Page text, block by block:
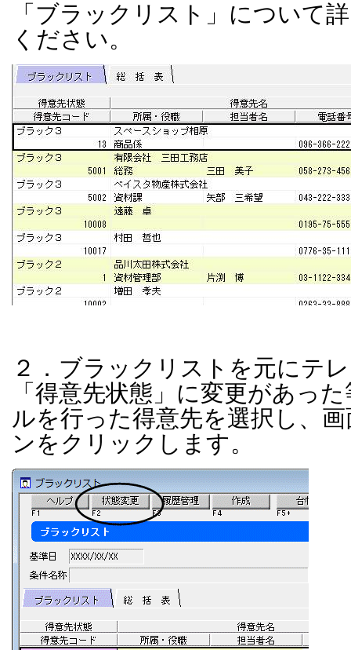
「ブラックリスト」について
ください。
２．ブラックリストを元にテ
「得意先状態」に変更があっ
ルを行った得意先を選択し、
ンをクリックします。